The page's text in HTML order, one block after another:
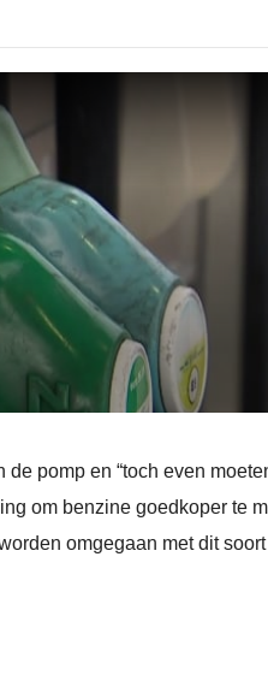
pomp en “toch even
om benzine goedkoper te
omgegaan met dit